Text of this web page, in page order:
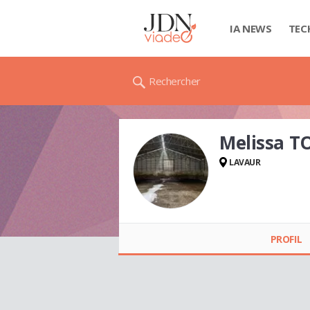
IA NEWS
Rechercher
Melissa
LAVAUR
PROFIL